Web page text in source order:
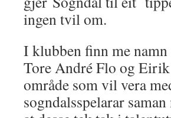
ingen tvil om.
I klubben finn me
Tore André Flo og
område som vil vera
sogndalsspelarar